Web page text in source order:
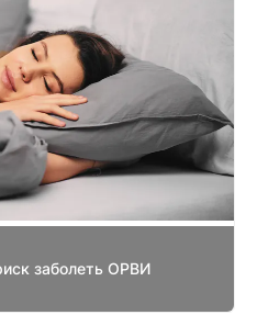
заболеть ОРВИ